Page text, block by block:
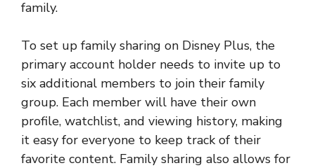
family.
To set up family sharing on Disney Plus, the
primary account holder needs to invite up to
six additional members to join their family
group. Each member will have their own
profile, watchlist, and viewing history, making
it easy for everyone to keep track of their
favorite content. Family sharing also allows for